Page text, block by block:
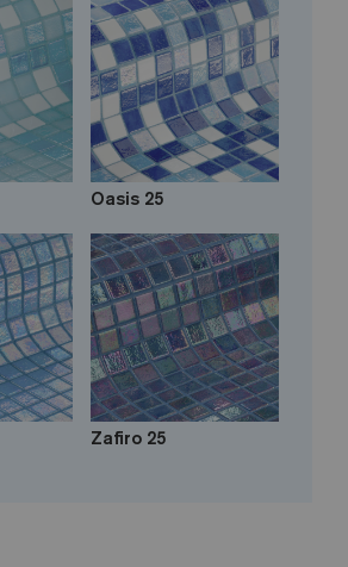
Oasis 25
Zafiro 25